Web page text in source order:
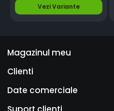
Vezi Variante
Magazinul meu
Clienti
Date comerciale